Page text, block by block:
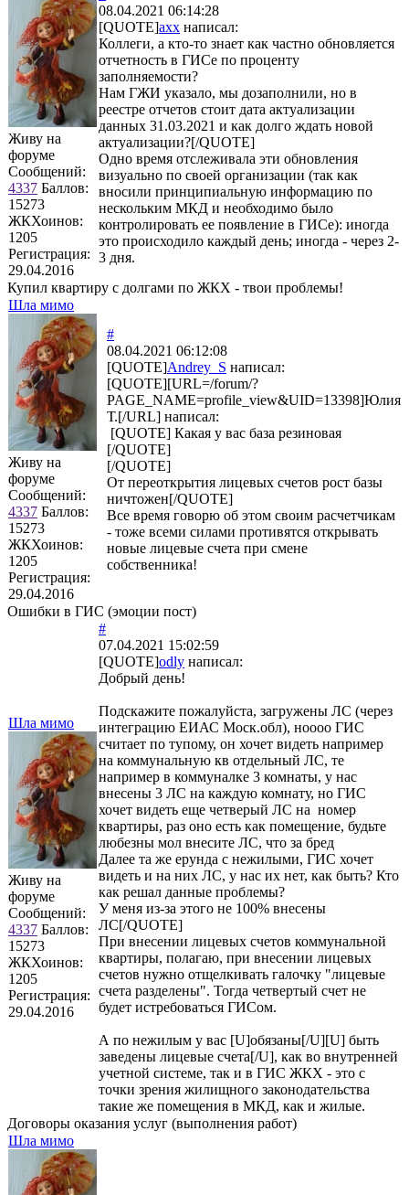
Живу на
форуме
Сообщений:
4337 Баллов:
15273
ЖКХоинов:
1205
Регистрация:
29.04.2016
08.04.2021 06:14:28
[QUOTE]axx написал:
Коллеги, а кто-то знает как частно обновляется
отчетность в ГИСе по проценту
заполняемости?
Нам ГЖИ указало, мы дозаполнили, но в
реестре отчетов стоит дата актуализации
данных 31.03.2021 и как долго ждать новой
актуализации?[/QUOTE]
Одно время отслеживала эти обновления
визуально по своей организации (так как
вносили принципиальную информацию по
нескольким МКД и необходимо было
контролировать ее появление в ГИСе): иногда
это происходило каждый день; иногда - через 2-
3 дня.
Купил квартиру с долгами по ЖКХ - твои проблемы!
Шла мимо
Живу на
форуме
Сообщений:
4337 Баллов:
15273
ЖКХоинов:
1205
Регистрация:
29.04.2016
#
08.04.2021 06:12:08
[QUOTE]Andrey_S написал:
[QUOTE][URL=/forum/?
PAGE_NAME=profile_view&UID=13398]Юлия
Т.[/URL] написал:
[QUOTE] Какая у вас база резиновая
[/QUOTE]
[/QUOTE]
От переоткрытия лицевых счетов рост базы
ничтожен[/QUOTE]
Все время говорю об этом своим расчетчикам
- тоже всеми силами противятся открывать
новые лицевые счета при смене
собственника!
Ошибки в ГИС (эмоции пост)
Шла мимо
Живу на
форуме
Сообщений:
4337 Баллов:
15273
ЖКХоинов:
1205
Регистрация:
29.04.2016
#
07.04.2021 15:02:59
[QUOTE]odly написал:
Добрый день!
Подскажите пожалуйста, загружены ЛС (через
интеграцию ЕИАС Моск.обл), ноооо ГИС
считает по тупому, он хочет видеть например
на коммунальную кв отдельный ЛС, те
например в коммуналке 3 комнаты, у нас
внесены 3 ЛС на каждую комнату, но ГИС
хочет видеть еще четверый ЛС на номер
квартиры, раз оно есть как помещение, будьте
любезны мол внесите ЛС, что за бред
Далее та же ерунда с нежилыми, ГИС хочет
видеть и на них ЛС, у нас их нет, как быть? Кто
как решал данные проблемы?
У меня из-за этого не 100% внесены
ЛС[/QUOTE]
При внесении лицевых счетов коммунальной
квартиры, полагаю, при внесении лицевых
счетов нужно отщелкивать галочку "лицевые
счета разделены". Тогда четвертый счет не
будет истребоваться ГИСом.
А по нежилым у вас [U]обязаны[/U][U] быть
заведены лицевые счета[/U], как во внутренней
учетной системе, так и в ГИС ЖКХ - это с
точки зрения жилищного законодательства
такие же помещения в МКД, как и жилые.
Договоры оказания услуг (выполнения работ)
Шла мимо